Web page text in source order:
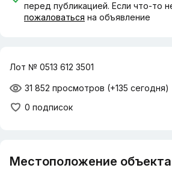
перед публикацией. Если что-то
пожаловаться на объявление
Лот № 0513 612 3501
31 852 просмотров (+135 сегодня)
0 подписок
Местоположение объекта